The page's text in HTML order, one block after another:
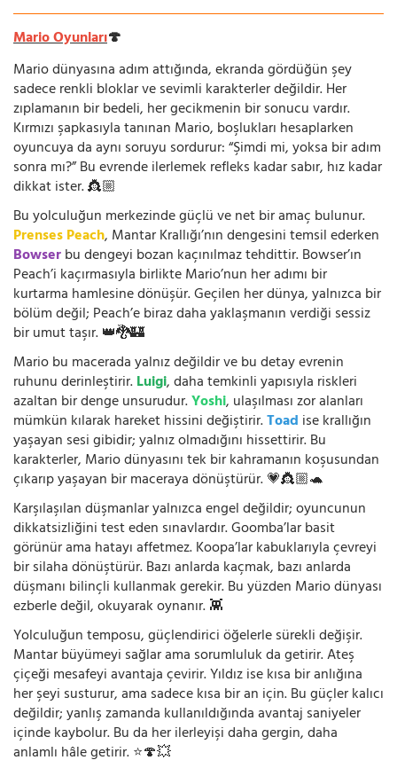
Mario Oyunları🍄
Mario dünyasına adım attığında, ekranda gördüğün şey
sadece renkli bloklar ve sevimli karakterler değildir. Her
zıplamanın bir bedeli, her gecikmenin bir sonucu vardır.
Kırmızı şapkasıyla tanınan Mario, boşlukları hesaplarken
oyuncuya da aynı soruyu sordurur: “Şimdi mi, yoksa bir adım
sonra mı?” Bu evrende ilerlemek refleks kadar sabır, hız kadar
dikkat ister. 👸🏼
Bu yolculuğun merkezinde güçlü ve net bir amaç bulunur.
Prenses Peach, Mantar Krallığı’nın dengesini temsil ederken
Bowserbu dengeyi bozan kaçınılmaz tehdittir. Bowser’ın
Peach’i kaçırmasıyla birlikte Mario’nun her adımı bir
kurtarma hamlesine dönüşür. Geçilen her dünya, yalnızca bir
bölüm değil; Peach’e biraz daha yaklaşmanın verdiği sessiz
bir umut taşır. 👑🐉🏰
Mario bu macerada yalnız değildir ve bu detay evrenin
ruhunu derinleştirir.Luigi, daha temkinli yapısıyla riskleri
azaltan bir denge unsurudur.Yoshi, ulaşılması zor alanları
mümkün kılarak hareket hissini değiştirir.Toad ise krallığın
yaşayan sesi gibidir; yalnız olmadığını hissettirir. Bu
karakterler, Mario dünyasını tek bir kahramanın koşusundan
çıkarıp yaşayan bir maceraya dönüştürür. 💗👸🏼🐢
Karşılaşılan düşmanlar yalnızca engel değildir; oyuncunun
dikkatsizliğini test eden sınavlardır. Goomba’lar basit
görünür ama hatayı affetmez. Koopa’lar kabuklarıyla çevreyi
bir silaha dönüştürür. Bazı anlarda kaçmak, bazı anlarda
düşmanı bilinçli kullanmak gerekir. Bu yüzden Mario dünyası
ezberle değil, okuyarak oynanır. 👾
Yolculuğun temposu, güçlendirici öğelerle sürekli değişir.
Mantar büyümeyi sağlar ama sorumluluk da getirir. Ateş
çiçeği mesafeyi avantaja çevirir. Yıldız ise kısa bir anlığına
her şeyi susturur, ama sadece kısa bir an için. Bu güçler kalıcı
değildir; yanlış zamanda kullanıldığında avantaj saniyeler
içinde kaybolur. Bu da her ilerleyişi daha gergin, daha
anlamlı hâle getirir. ⭐🍄💥